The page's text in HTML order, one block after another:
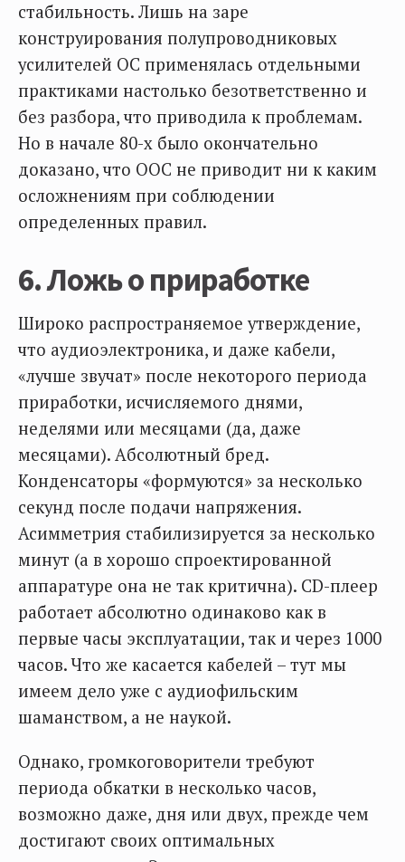
стабильность. Лишь на заре
конструирования полупроводниковых
усилителей ОС применялась отдельными
практиками настолько безответственно и
без разбора, что приводила к проблемам.
Но в начале 80-х было окончательно
доказано, что ООС не приводит ни к каким
осложнениям при соблюдении
определенных правил.
6. Ложь о приработке
Широко распространяемое утверждение,
что аудиоэлектроника, и даже кабели,
«лучше звучат» после некоторого периода
приработки, исчисляемого днями,
неделями или месяцами (да, даже
месяцами). Абсолютный бред.
Конденсаторы «формуются» за несколько
секунд после подачи напряжения.
Асимметрия стабилизируется за несколько
минут (а в хорошо спроектированной
аппаратуре она не так критична). CD-плеер
работает абсолютно одинаково как в
первые часы эксплуатации, так и через 1000
часов. Что же касается кабелей – тут мы
имеем дело уже с аудиофильским
шаманством, а не наукой.
Однако, громкоговорители требуют
периода обкатки в несколько часов,
возможно даже, дня или двух, прежде чем
достигают своих оптимальных